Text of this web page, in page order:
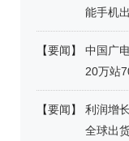
能手机
【要闻】
中国广
20万站
【要闻】
利润增
全球出